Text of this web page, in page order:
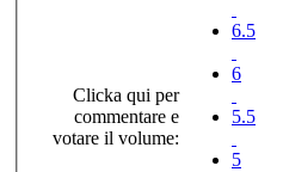
Clicka qui per
commentare e
votare il volume:
6.5
6
5.5
5